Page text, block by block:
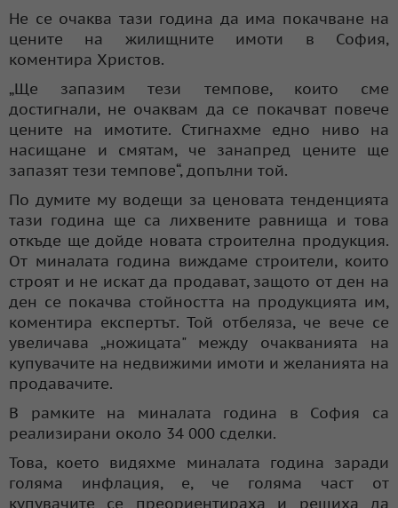
Не се очаква тази година да има покачване на
цените на жилищните имоти в София,
коментира Христов.
„Ще запазим тези темпове, които сме
достигнали, не очаквам да се покачват повече
цените на имотите. Стигнахме едно ниво на
насищане и смятам, че занапред цените ще
запазят тези темпове“, допълни той.
По думите му водещи за ценовата тенденцията
тази година ще са лихвените равнища и това
откъде ще дойде новата строителна продукция.
От миналата година виждаме строители, които
строят и не искат да продават, защото от ден на
ден се покачва стойността на продукцията им,
коментира експертът. Той отбеляза, че вече се
увеличава „ножицата" между очакванията на
купувачите на недвижими имоти и желанията на
продавачите.
В рамките на миналата година в София са
реализирани около 34 000 сделки.
Това, което видяхме миналата година заради
голяма инфлация, е, че голяма част от
купувачите се преориентираха и решиха да